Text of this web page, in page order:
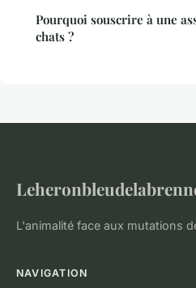
Pourquoi souscrire à une
chats ?
L'animalité face aux mutations
NAVIGATION